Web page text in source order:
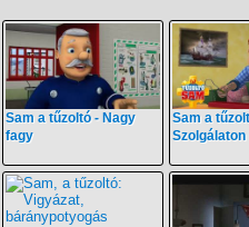
Sam a tűzoltó - Nagy
fagy
Sam a
Szolgálaton